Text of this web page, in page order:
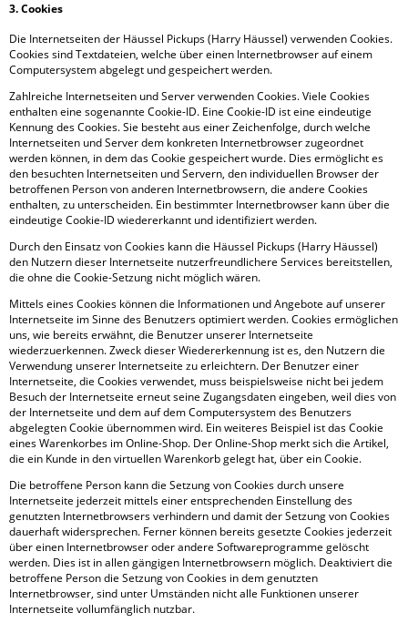
3. Cookies
Die Internetseiten der Häussel Pickups (Harry Häussel) verwenden Cookies.
Cookies sind Textdateien, welche über einen Internetbrowser auf einem
Computersystem abgelegt und gespeichert werden.
Zahlreiche Internetseiten und Server verwenden Cookies. Viele Cookies
enthalten eine sogenannte Cookie-ID. Eine Cookie-ID ist eine eindeutige
Kennung des Cookies. Sie besteht aus einer Zeichenfolge, durch welche
Internetseiten und Server dem konkreten Internetbrowser zugeordnet
werden können, in dem das Cookie gespeichert wurde. Dies ermöglicht es
den besuchten Internetseiten und Servern, den individuellen Browser der
betroffenen Person von anderen Internetbrowsern, die andere Cookies
enthalten, zu unterscheiden. Ein bestimmter Internetbrowser kann über die
eindeutige Cookie-ID wiedererkannt und identifiziert werden.
Durch den Einsatz von Cookies kann die Häussel Pickups (Harry Häussel)
den Nutzern dieser Internetseite nutzerfreundlichere Services bereitstellen,
die ohne die Cookie-Setzung nicht möglich wären.
Mittels eines Cookies können die Informationen und Angebote auf unserer
Internetseite im Sinne des Benutzers optimiert werden. Cookies ermöglichen
uns, wie bereits erwähnt, die Benutzer unserer Internetseite
wiederzuerkennen. Zweck dieser Wiedererkennung ist es, den Nutzern die
Verwendung unserer Internetseite zu erleichtern. Der Benutzer einer
Internetseite, die Cookies verwendet, muss beispielsweise nicht bei jedem
Besuch der Internetseite erneut seine Zugangsdaten eingeben, weil dies von
der Internetseite und dem auf dem Computersystem des Benutzers
abgelegten Cookie übernommen wird. Ein weiteres Beispiel ist das Cookie
eines Warenkorbes im Online-Shop. Der Online-Shop merkt sich die Artikel,
die ein Kunde in den virtuellen Warenkorb gelegt hat, über ein Cookie.
Die betroffene Person kann die Setzung von Cookies durch unsere
Internetseite jederzeit mittels einer entsprechenden Einstellung des
genutzten Internetbrowsers verhindern und damit der Setzung von Cookies
dauerhaft widersprechen. Ferner können bereits gesetzte Cookies jederzeit
über einen Internetbrowser oder andere Softwareprogramme gelöscht
werden. Dies ist in allen gängigen Internetbrowsern möglich. Deaktiviert die
betroffene Person die Setzung von Cookies in dem genutzten
Internetbrowser, sind unter Umständen nicht alle Funktionen unserer
Internetseite vollumfänglich nutzbar.